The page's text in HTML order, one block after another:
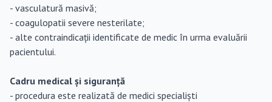
- vasculatură masivă;
- coagulopatii severe nesterilate;
- alte contraindicații identificate de medic în urma evaluării
pacientului.
Cadru medical și siguranță
- procedura este realizată de medici specialiști